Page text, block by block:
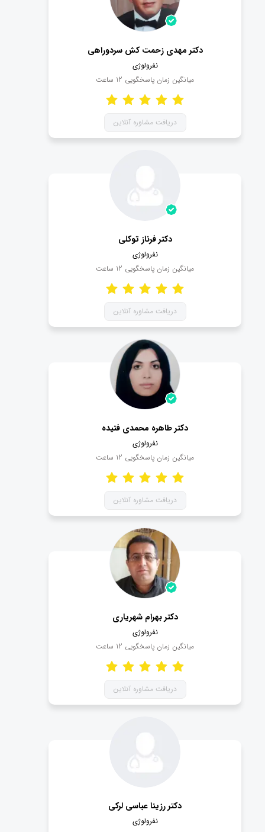
دکتر مهدی زحمت کش سردوراهی
نفرولوژی
میانگین زمان پاسخگویی 12 ساعت
دریافت مشاوره آنلاین
دکتر فرناز توکلی
نفرولوژی
میانگین زمان پاسخگویی 12 ساعت
دریافت مشاوره آنلاین
دکتر طاهره محمدی فتیده
نفرولوژی
میانگین زمان پاسخگویی 12 ساعت
دریافت مشاوره آنلاین
دکتر بهرام شهریاری
نفرولوژی
میانگین زمان پاسخگویی 12 ساعت
دریافت مشاوره آنلاین
دکتر رزینا عباسی لرکی
نفرولوژی